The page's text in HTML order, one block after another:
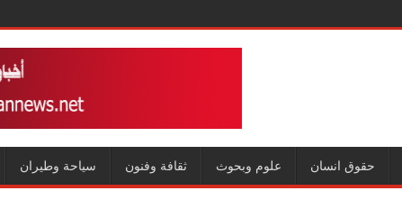
حقوق انسان علوم وبحوث ثقافة وفنون سياحة وطيران